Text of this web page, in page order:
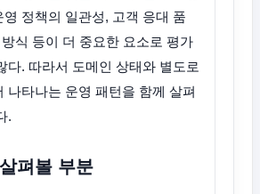
정책의 일관성, 고객 응대 품
식 등이 더 중요한 요소로 평가
다. 따라서 도메인 상태와 별도로
나타나는 운영 패턴을 함께 살펴
.
펴볼 부분